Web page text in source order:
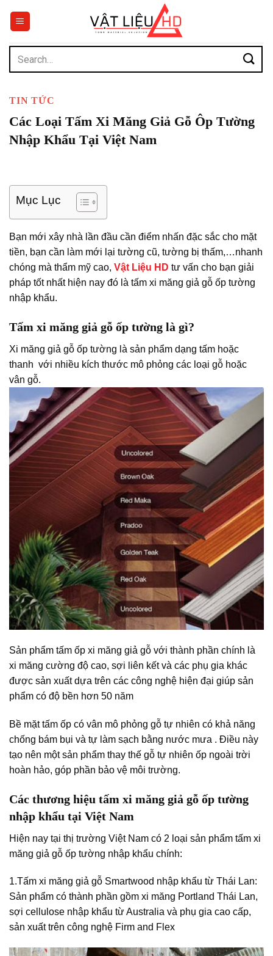
dung
for:
TIN TỨC
Các Loại Tấm Xi Măng Giả Gỗ Ôp Tường
Nhập Khẩu Tại Việt Nam
Mục Lục
Bạn mới xây nhà lần đầu cần điểm nhấn đặc sắc cho mặt
tiền, bạn cần làm mới lại tường cũ, tường bị thấm,…nhanh
chóng mà thẩm mỹ cao, Vật Liệu HD tư vấn cho bạn giải
pháp tốt nhất hiện nay đó là tấm xi măng giả gỗ ốp tường
nhập khẩu.
Tấm xi măng giả gỗ ốp tường là gì?
Xi măng giả gỗ ốp tường là sản phẩm dạng tấm hoặc
thanh với nhiều kích thước mô phỏng các loại gỗ hoặc
vân gỗ.
Sản phẩm tấm ốp xi măng giả gỗ với thành phần chính là
xi măng cường độ cao, sợi liên kết và các phụ gia khác
được sản xuất dựa trên các công nghệ hiện đại giúp sản
phẩm có độ bền hơn 50 năm
Bề mặt tấm ốp có vân mô phỏng gỗ tự nhiên có khả năng
chống bám bụi và tự làm sạch bằng nước mưa . Điều này
tạo nên một sản phẩm thay thế gỗ tự nhiên ốp ngoài trời
hoàn hảo, góp phần bảo vệ môi trường.
Các thương hiệu tấm xi măng giả gỗ ốp tường
nhập khẩu tại Việt Nam
Hiện nay tại thị trường Việt Nam có 2 loại sản phẩm tấm xi
măng giả gỗ ốp tường nhập khẩu chính:
1.Tấm xi măng giả gỗ Smartwood nhập khẩu từ Thái Lan:
Sản phẩm có thành phần gồm xi măng Portland Thái Lan,
sợi cellulose nhập khẩu từ Australia và phụ gia cao cấp,
sản xuất trên công nghệ Firm and Flex